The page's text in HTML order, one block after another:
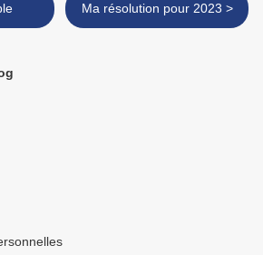
Ma résolution pour 2023 >